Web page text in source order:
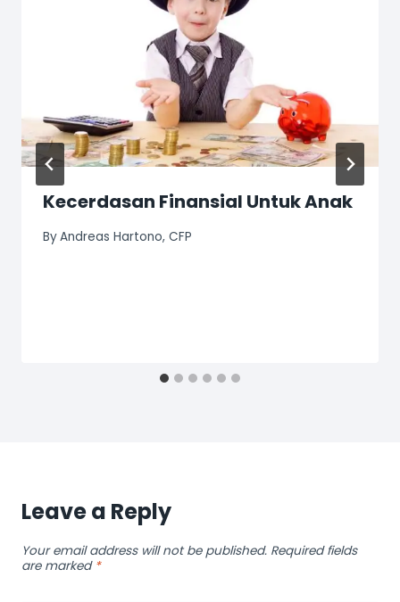
Kecerdasan Finansial Untuk Anak
ByAndreas Hartono, CFP
Leave a Reply
Your email address will not be published. Required fields
are marked *